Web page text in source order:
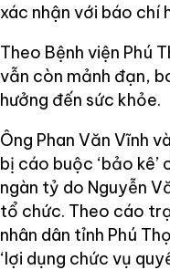
xác nhận với báo chí
Theo Bệnh viện Phú
vẫn còn mảnh đạn,
hưởng đến sức khỏe.
Ông Phan Văn Vĩnh
bị cáo buộc ‘bảo
ngàn tỷ do Nguyễn
tổ chức. Theo cáo
nhân dân tỉnh Phú
‘lợi dụng chức vụ